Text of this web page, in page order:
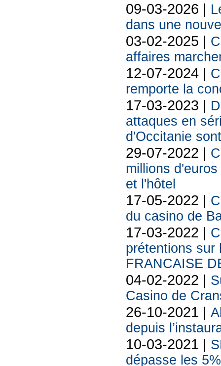
09-03-2026 |
dans une
03-02-2025 |
affaires
12-07-2024 |
remporte la
17-03-2023 |
attaques en
d'Occitanie
29-07-2022 |
millions
et l'hôtel
17-05-2022 |
du casino de
17-03-2022 |
prétentions sur
FRANCAISE
04-02-2022 |
Casino de
26-10-2021 |
depuis
10-03-2021 |
dépasse les